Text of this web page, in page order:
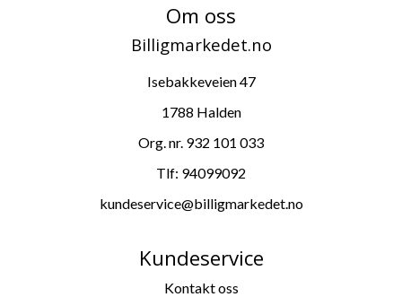
Om oss
Billigmarkedet.no
Isebakkeveien 47
1788 Halden
Org. nr. 932 101 033
Tlf: 94099092
kundeservice@billigmarkedet.no
Kundeservice
Kontakt oss